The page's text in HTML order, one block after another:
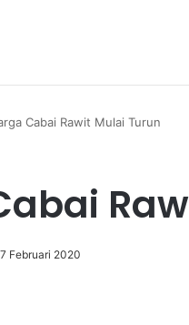
Cabai Rawit Mulai Turun
7 Februari 2020